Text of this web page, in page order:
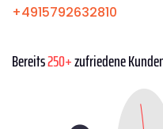
+4915792632810
Bereits250+zufriedene